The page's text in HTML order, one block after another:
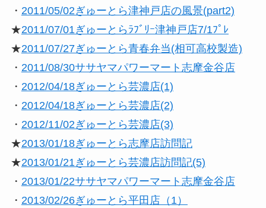
・ 2011/05/02ぎゅーとら津神戸店の風景(part2)
★2011/07/01ぎゅーとらﾗﾌﾞﾘｰ津神戸店7/1ﾌﾟﾚ
★2011/07/27ぎゅーとら青春弁当(相可高校製造)
・ 2011/08/30ササヤマパワーマート志摩金谷店
・ 2012/04/18ぎゅーとら芸濃店(1)
・ 2012/04/18ぎゅーとら芸濃店(2)
・ 2012/11/02ぎゅーとら芸濃店(3)
★2013/01/18ぎゅーとら志摩店訪問記
★2013/01/21ぎゅーとら芸濃店訪問記(5)
・ 2013/01/22ササヤマパワーマート志摩金谷店
・ 2013/02/26ぎゅーとら平田店（1）